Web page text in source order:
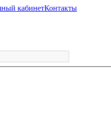
кабинетКонтакты